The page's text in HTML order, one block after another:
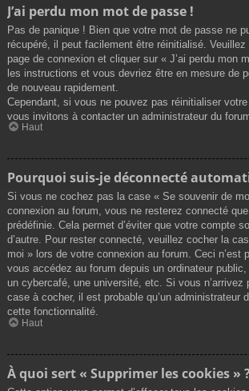
J’ai perdu mon mot de passe !
Pas de panique ! Bien que votre mot de passe ne
récupéré, il peut facilement être réinitialisé.
page de connexion et cliquer sur « J’ai perdu mon
les instructions et vous devriez être en mesure de
de nouveau rapidement.
Cependant, si vous ne pouvez pas réinitialiser
vous invitons à contacter un administrateur du
Haut
Pourquoi suis-je déconnecté
Si vous ne cochez pas la case « Se souvenir de
connexion au forum, vous ne resterez connecté
prédéfinie. Cela permet d’éviter que votre compte
d’autre. Pour rester connecté, veuillez cocher la
moi » lors de votre connexion au forum. Ceci n’est
vous accédez au forum depuis un ordinateur
un cybercafé, une université, etc. Si vous n’arrivez
case à cocher, il est probable qu’un administrateur
cette fonctionnalité.
Haut
À quoi sert « Supprimer les cookies » ?